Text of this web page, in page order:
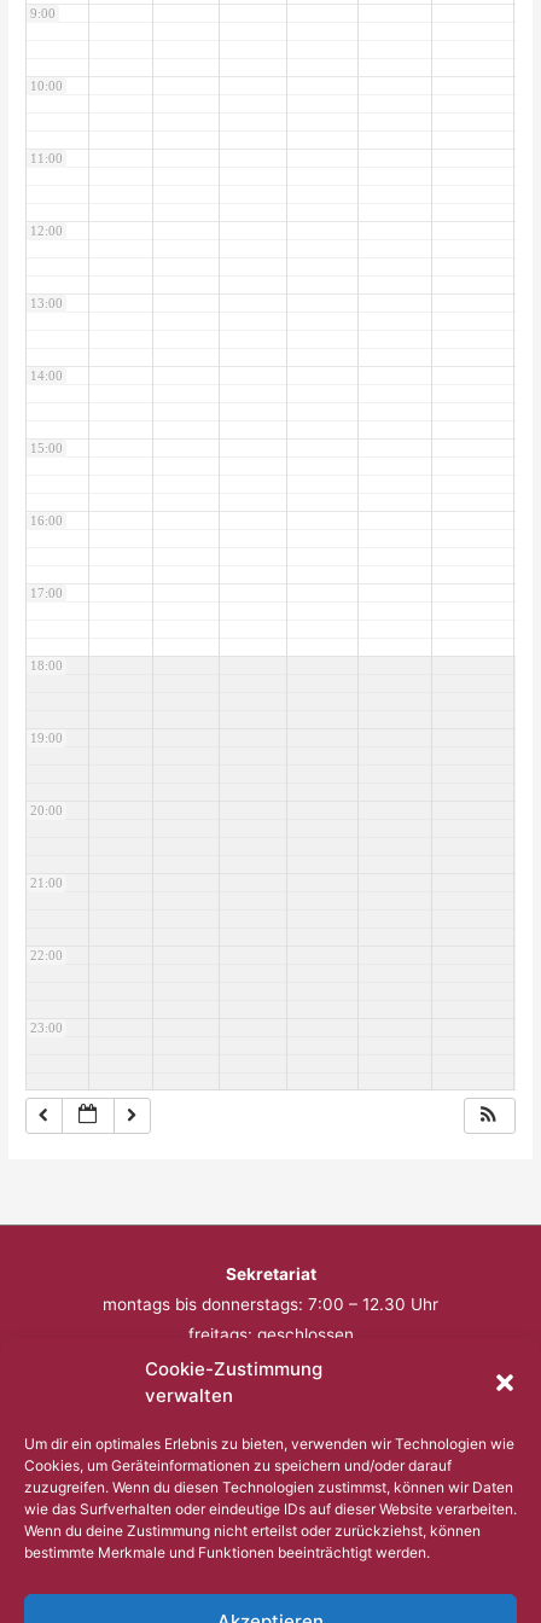
Cookie-Zustimmung
verwalten
Um dir ein optimales Erlebnis zu bieten, verwenden wir Technologien wie
Cookies, um Geräteinformationen zu speichern und/oder darauf
zuzugreifen. Wenn du diesen Technologien zustimmst, können wir Daten
wie das Surfverhalten oder eindeutige IDs auf dieser Website verarbeiten.
Wenn du deine Zustimmung nicht erteilst oder zurückziehst, können
bestimmte Merkmale und Funktionen beeinträchtigt werden.
9:00
10:00
11:00
12:00
13:00
14:00
15:00
16:00
17:00
18:00
19:00
20:00
21:00
22:00
23:00
Sekretariat
montags bis donnerstags: 7:00 – 12.30 Uhr
freitags: geschlossen
Telefon: 0201 – 57 17 430
Bitte nutzen Sie außerhalb der Öffnungszeiten den
Anrufbeantworter.